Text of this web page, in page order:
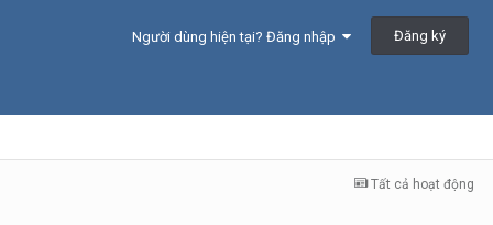
Người dùng hiện tại? Đăng nhập Đăng ký
Tất cả hoạt động